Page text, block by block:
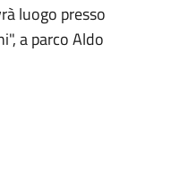
luogo presso
a parco Aldo